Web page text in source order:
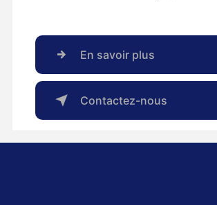
En savoir plus
Contactez-nous